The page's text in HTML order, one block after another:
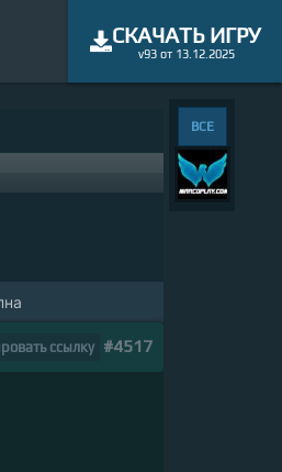
СКАЧАТЬ ИГРУ
v93 от 13.12.2025
ссылку #4517
ВСЕ